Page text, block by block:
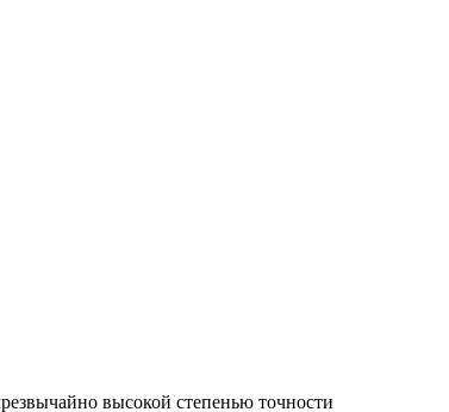
высокой степенью точности